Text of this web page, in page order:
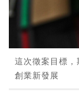
這次徵案目標
創業新發展